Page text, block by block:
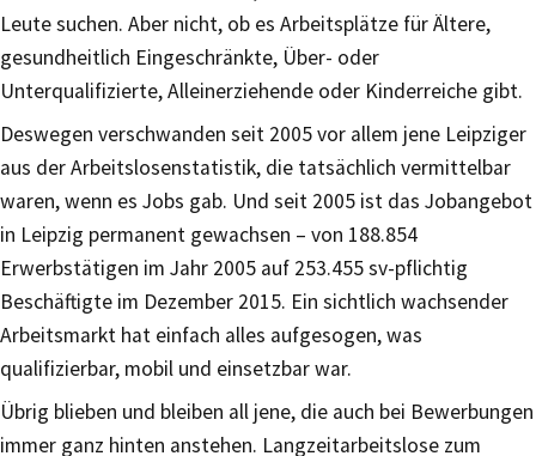
Leute suchen. Aber nicht, ob es Arbeitsplätze für Ältere,
gesundheitlich Eingeschränkte, Über- oder
Unterqualifizierte, Alleinerziehende oder Kinderreiche gibt.
Deswegen verschwanden seit 2005 vor allem jene Leipziger
aus der Arbeitslosenstatistik, die tatsächlich vermittelbar
waren, wenn es Jobs gab. Und seit 2005 ist das Jobangebot
in Leipzig permanent gewachsen – von 188.854
Erwerbstätigen im Jahr 2005 auf 253.455 sv-pflichtig
Beschäftigte im Dezember 2015. Ein sichtlich wachsender
Arbeitsmarkt hat einfach alles aufgesogen, was
qualifizierbar, mobil und einsetzbar war.
Übrig blieben und bleiben all jene, die auch bei Bewerbungen
immer ganz hinten anstehen. Langzeitarbeitslose zum